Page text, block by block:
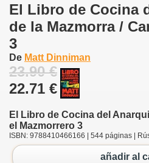
El Libro de Cocina
de la Mazmorra /
3
De Matt Dinniman
23.90 €
22.71 €
El Libro de Cocina del
el Mazmorrero 3
ISBN: 9788410466166 | 544 páginas |
añadir al